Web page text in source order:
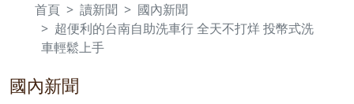
首頁 讀新聞
國內新聞
超便利的台南自助洗車行 全天不打烊 投幣式洗
車輕鬆上手
國內新聞